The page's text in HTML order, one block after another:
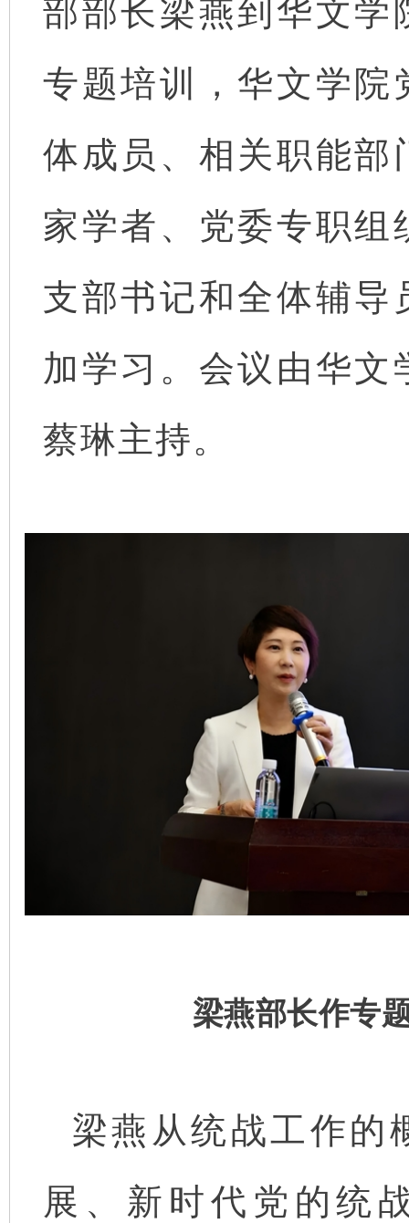
部部长梁燕到 华文学
专题培训，华文学院
体成员、相关职能部
家学者、党委专职组
支部书记和全体辅导
加学习。会议由华文
蔡琳主持。
梁燕部长作专
梁燕从统战工作的
展、新时代党的统